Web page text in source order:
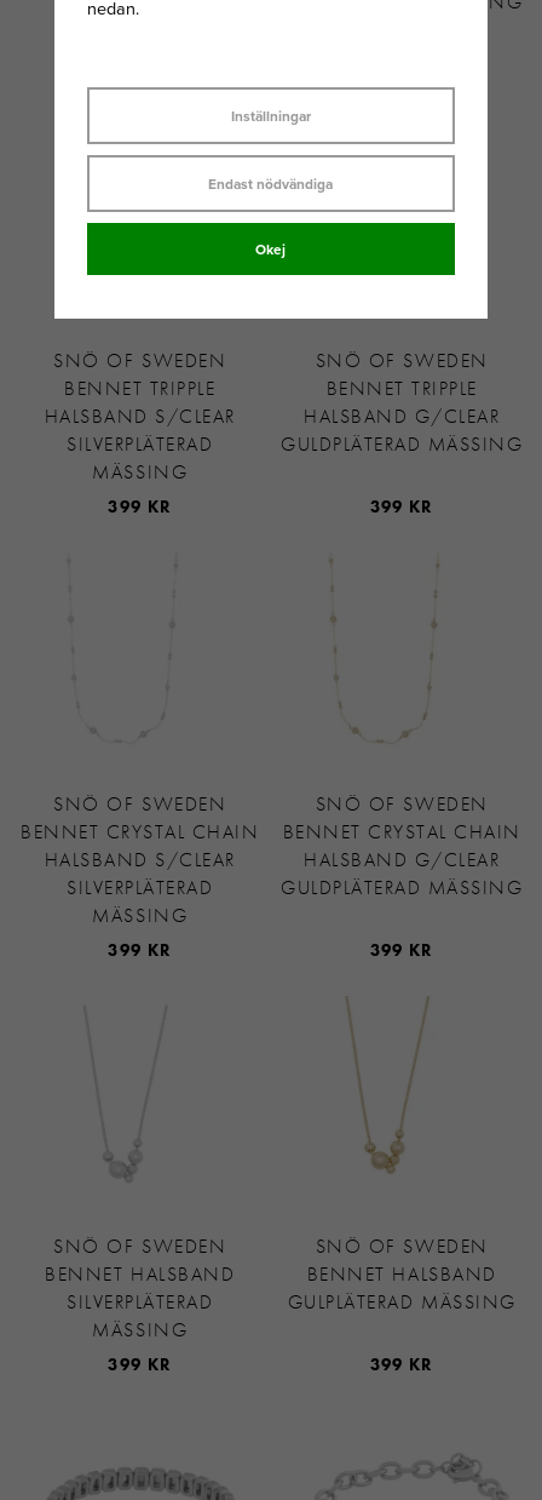
SNÖ OF SWEDEN
BENNET TRIPPLE
HALSBAND S/CLEAR
SILVERPLÄTERAD
MÄSSING
399 KR
SNÖ OF SWEDEN
BENNET TRIPPLE
HALSBAND G/CLEAR
GULDPLÄTERAD MÄSSING
399 KR
SNÖ OF SWEDEN
BENNET CRYSTAL CHAIN
HALSBAND S/CLEAR
SILVERPLÄTERAD
MÄSSING
399 KR
SNÖ OF SWEDEN
BENNET CRYSTAL CHAIN
HALSBAND G/CLEAR
GULDPLÄTERAD MÄSSING
399 KR
SNÖ OF SWEDEN
BENNET HALSBAND
SILVERPLÄTERAD
MÄSSING
399 KR
SNÖ OF SWEDEN
BENNET HALSBAND
GULPLÄTERAD MÄSSING
399 KR
nedan.
Inställningar
Endast nödvändiga
Okej